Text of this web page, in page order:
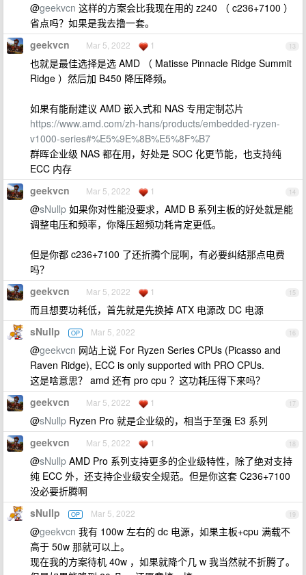
@geekvcn 这样的方案会比我现在用的 z240 （ c236+7100 ）
省点吗？如果是我去撸一套。
13
geekvcn Mar 5, 2022 1
也就是最佳选择是选 AMD （ Matisse Pinnacle Ridge Summit
Ridge ）然后加 B450 降压降频。
如果有能耐建议 AMD 嵌入式和 NAS 专用定制芯片
https://www.amd.com/zh-hans/products/embedded-ryzen-
v1000-series#%E5%9E%8B%E5%8F%B7
群晖企业级 NAS 都在用，好处是 SOC 化更节能，也支持纯
ECC 内存
14
geekvcn Mar 5, 2022 1
@sNullp 如果你对性能没要求，AMD B 系列主板的好处就是能
调整电压和频率，你降压超频功耗肯定更低。
但是你都 c236+7100 了还折腾个屁啊，有必要纠结那点电费
吗？
15
geekvcn Mar 5, 2022 1
而且想要功耗低，首先就是先换掉 ATX 电源改 DC 电源
16
sNullp OP Mar 5, 2022
@geekvcn 网站上说 For Ryzen Series CPUs (Picasso and
Raven Ridge), ECC is only supported with PRO CPUs.
这是啥意思？ amd 还有 pro cpu ？这功耗压得下来吗？
17
geekvcn Mar 5, 2022 1
@sNullp Ryzen Pro 就是企业级的，相当于至强 E3 系列
18
geekvcn Mar 5, 2022 1
@sNullp AMD Pro 系列支持更多的企业级特性，除了绝对支持
纯 ECC 外，还支持企业级安全规范。但是你这套 C236+7100
没必要折腾啊
19
sNullp OP Mar 5, 2022
@geekvcn 我有 100w 左右的 dc 电源，如果主板+cpu 满载不
高于 50w 那就可以上。
现在我的方案待机 40w ，如果就降个几 w 我当然就不折腾了。